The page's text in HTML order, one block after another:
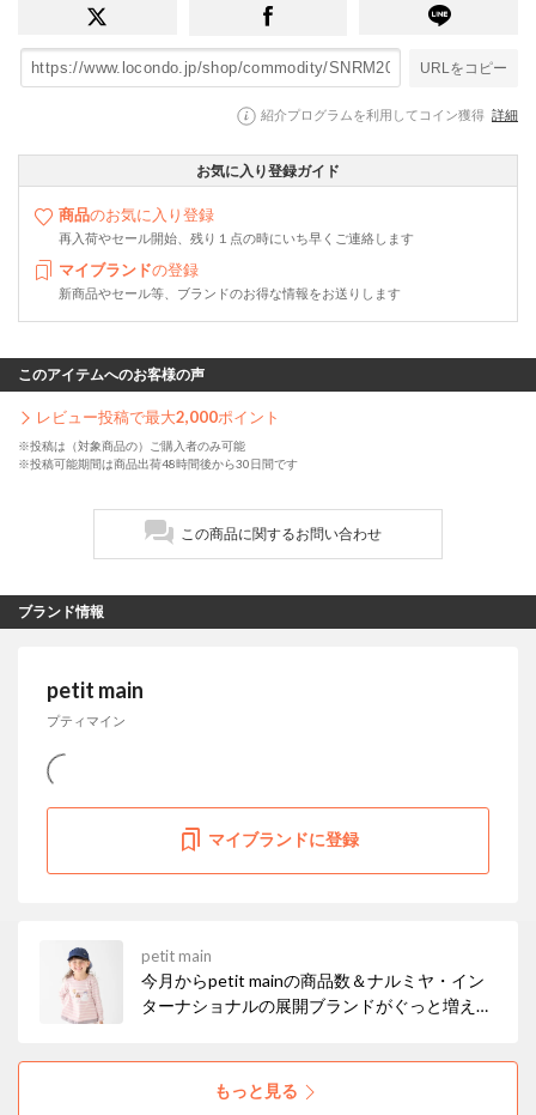
URLをコピー
紹介プログラムを利用してコイン獲得 詳細
お気に入り登録ガイド
商品のお気に入り登録
再入荷やセール開始、残り１点の時にいち早くご連絡します
マイブランドの登録
新商品やセール等、ブランドのお得な情報をお送りします
このアイテムへのお客様の声
レビュー投稿で最大2,000ポイント
※投稿は（対象商品の）ご購入者のみ可能
※投稿可能期間は商品出荷48時間後から30日間です
この商品に関するお問い合わせ
ブランド情報
petit main
プティマイン
マイブランドに登録
petit main
今月からpetit mainの商品数＆ナルミヤ・イン
ターナショナルの展開ブランドがぐっと増えま
もっと見る